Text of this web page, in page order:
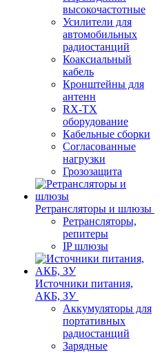
высокочастотные
Усилители для
автомобильных
радиостанций
Коаксиальный
кабель
Кронштейны для
антенн
RX-TX
оборудование
Кабельные сборки
Согласованные
нагрузки
Грозозащита
Ретрансляторы и шлюзы
Ретрансляторы,
репитеры
IP шлюзы
Источники питания,
АКБ, ЗУ
Аккумуляторы для
портативных
радиостанций
Зарядные